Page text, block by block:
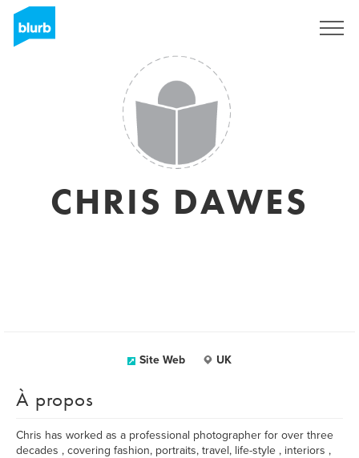
CHRIS DAWES
Site Web UK
À propos
Chris has worked as a professional photographer for over three
decades , covering fashion, portraits, travel, life-style , interiors ,